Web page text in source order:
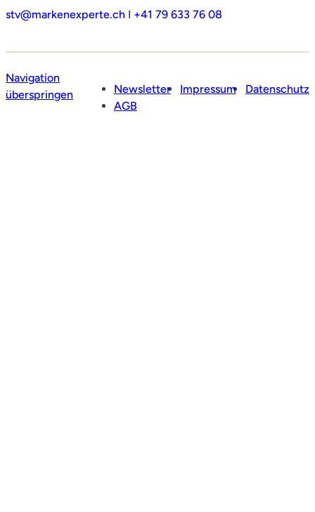
stv@markenexperte.ch I +41 79 633 76 08
Navigation
überspringen
Newsletter Impressum
Datenschutz
AGB